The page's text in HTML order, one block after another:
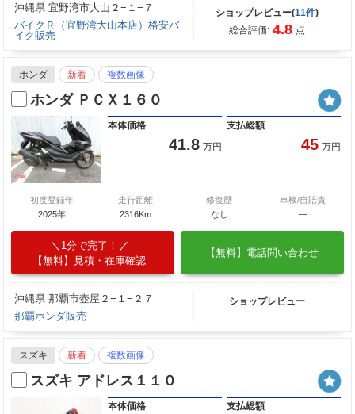
沖縄県 宜野湾市大山２−１−７
バイクＲ（宜野湾大山本店）格安バ
イク販売
ショップレビュー(11件)
総合評価: 4.8 点
ホンダ 新着 複数画像
ホンダ ＰＣＸ１６０
本体価格
41.8 万円
支払総額
45 万円
初度登録年
2025年
走行距離
2316Km
修復歴
なし
車検/自賠責
―
1分で完了！
【無料】見積・在庫確認
【無料】電話問い合わせ
沖縄県 那覇市壺屋２−１−２７
那覇ホンダ販売
ショップレビュー
―
スズキ 新着 複数画像
スズキ アドレス１１０
本体価格 支払総額